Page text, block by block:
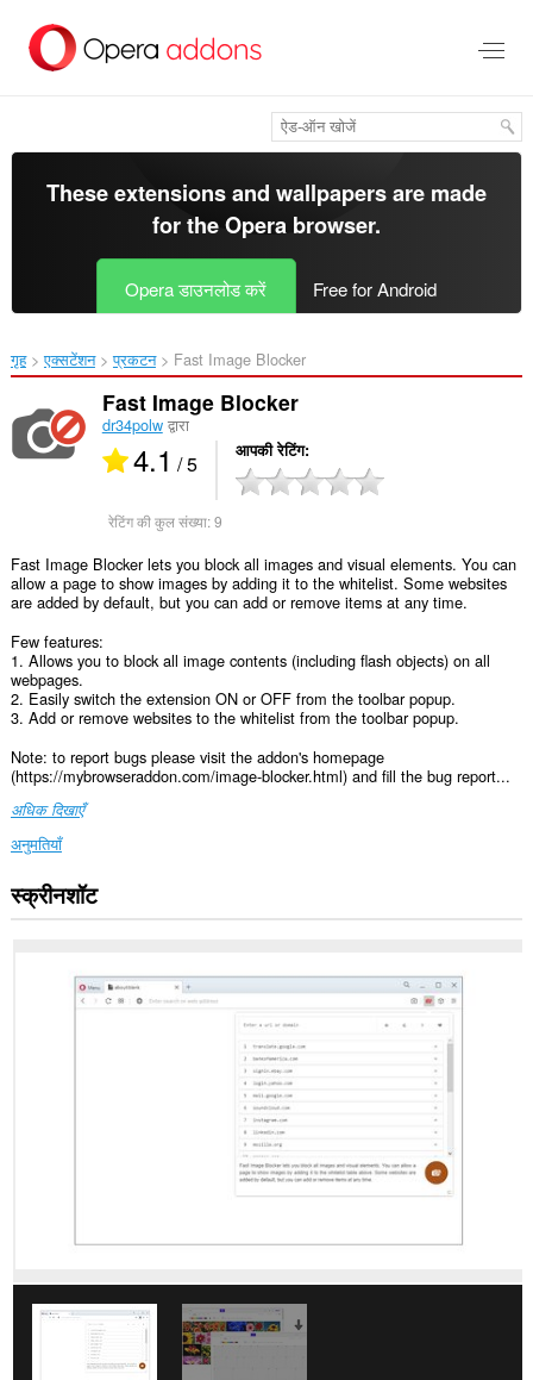
सामग्री
These extensions and wallpapers are made
for theOpera browser.
Opera डाउनलोड करें Free for Android
गृह एक्सटेंशन प्रकटन Fast Image Blocker‎
Fast Image Blocker
dr34polwद्वारा
4.1 / 5 आपकी रेटिंग
रेटिंग की कुल संख्या:9
Fast Image Blocker lets you block all images and visual elements. You can
allow a page to show images by adding it to the whitelist. Some websites
are added by default, but you can add or remove items at any time.
Few features:
1. Allows you to block all image contents (including flash objects) on all
webpages.
2. Easily switch the extension ON or OFF from the toolbar popup.
3. Add or remove websites to the whitelist from the toolbar popup.
Note: to report bugs please visit the addon's homepage
(https://mybrowseraddon.com/image-blocker.html) and fill the bug report...
अधिक दिखाएँ
अनुमतियाँ
यह
एक्सटेंशन
स्क्रीनशॉट